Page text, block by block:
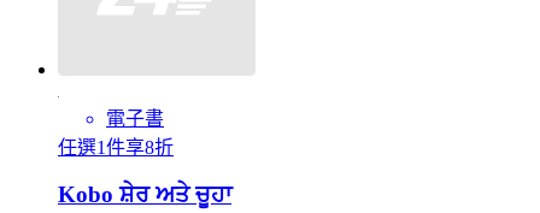
電子書
任選1件享8折
Kobo ਸ਼ੇਰ ਅਤੇ ਚੂਹਾ